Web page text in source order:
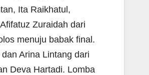
Ita Raikhatul,
Zuraidah dari
menuju babak final.
Arina Lintang dari
Deva Hartadi. Lomba